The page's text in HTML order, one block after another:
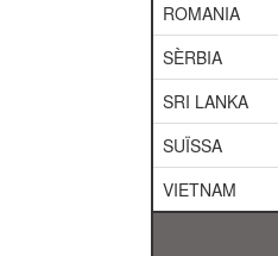
ROMANIA
SÈRBIA
SRI LANKA
SUÏSSA
VIETNAM